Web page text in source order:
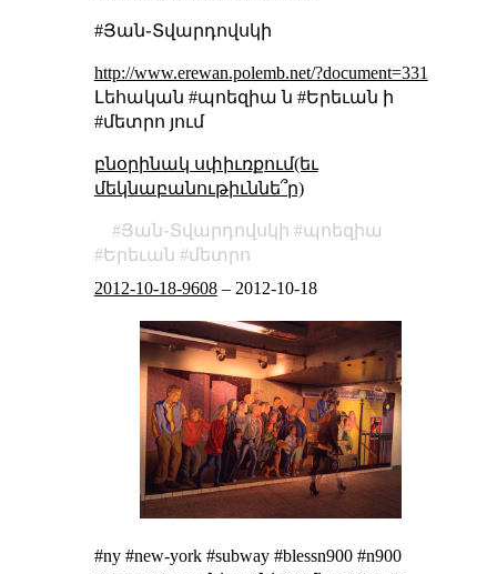
#Յան֊Տվարդովսկի
http://www.erewan.polemb.net/?document=331
Լեհական #պոեզիա ն #Երեւան ի
#մետրո յում
բնօրինակ սփիւռքում(եւ
մեկնաբանութիւննե՞ր)
Յան֊Տվարդովսկի
պոեզիա
Երեւան
մետրո
2012-10-18-9608– 2012-10-18
#ny #new-york #subway #blessn900 #n900